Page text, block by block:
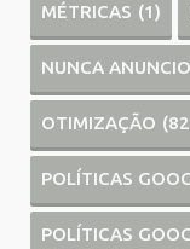
MÉTRICAS (1)
NUNCA
OTIMIZAÇÃO
POLÍTICAS
POLÍTICAS